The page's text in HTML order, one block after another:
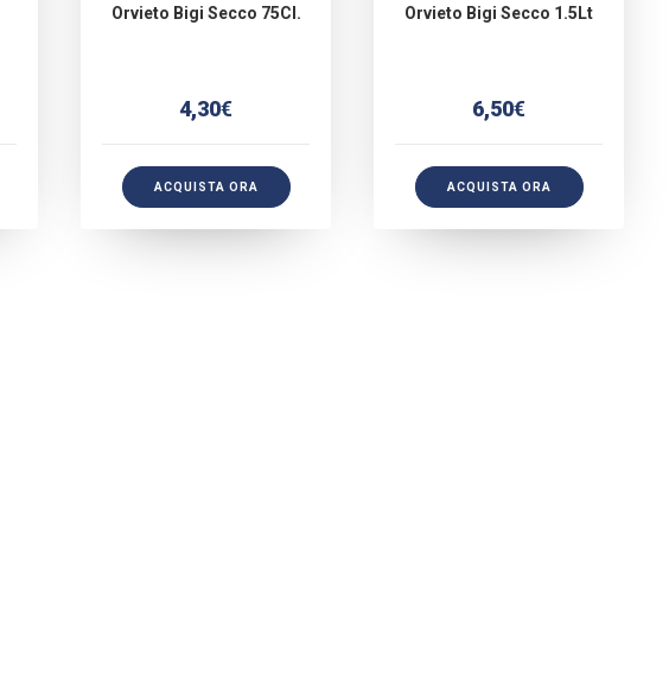
Orvieto Bigi Secco 75Cl.
4,30€
ACQUISTA ORA
Orvieto Bigi Secco 1.5Lt
6,50€
ACQUISTA ORA